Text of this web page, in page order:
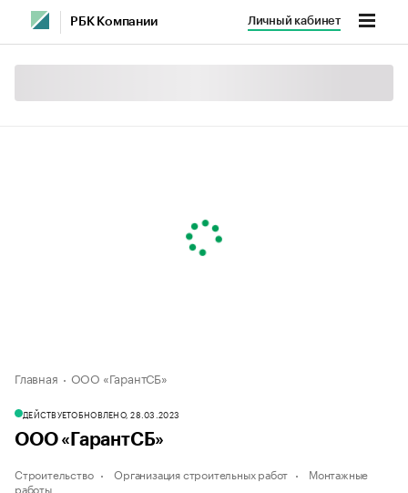
РБК Компании Личный кабинет
Главная ООО «ГарантСБ»
ДЕЙСТВУЕТОБНОВЛЕНО, 28.03.2023
ООО «ГарантСБ»
Строительство Организация строительных работ
Монтажные
работы